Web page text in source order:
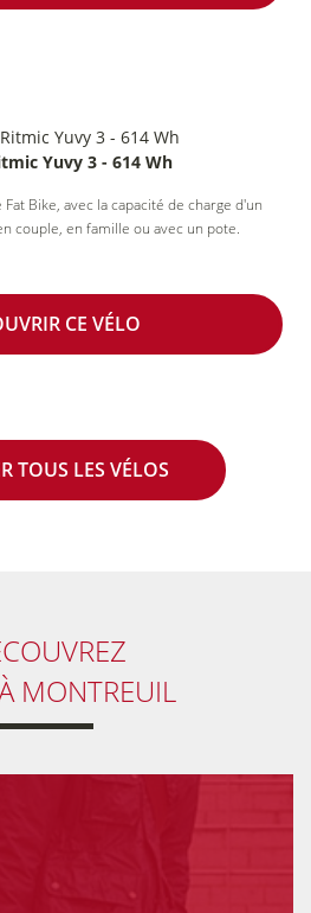
Yuvy 3 - 614 Wh
Bike, avec la capacité de charge d'un
couple, en famille ou avec un pote.
CE VÉLO
TOUS LES VÉLOS
MONTREUIL